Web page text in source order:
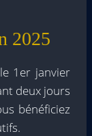
2025
1er janvier
deux jours
bénéficiez